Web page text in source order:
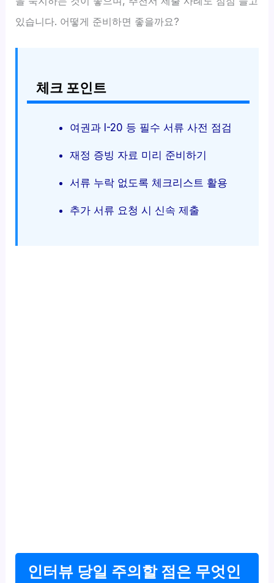
있습니다. 어떻게 준비하면 좋을까요?
체크 포인트
여권과 I-20 등 필수 서류 사전 점검
재정 증빙 자료 미리 준비하기
서류 누락 없도록 체크리스트 활용
추가 서류 요청 시 신속 제출
인터뷰 당일 주의할 점은 무엇인